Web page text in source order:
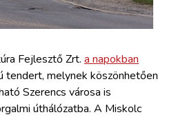
Fejlesztő Zrt. a napokban
tendert, melynek köszönhetően
Szerencs városa is
úthálózatba. A Miskolc